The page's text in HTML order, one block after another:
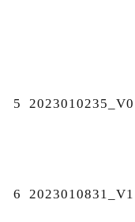
5 2023010235_V0
6 2023010831_V1